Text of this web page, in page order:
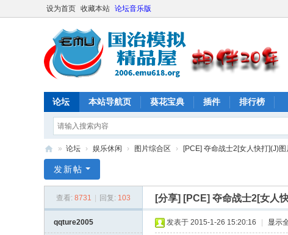
设为首页 收藏本站 论坛音乐版
论坛 本站导航页 葵花宝典 插件 排行榜
M
» 论坛 › 娱乐休闲 › 图片综合区 › [PCE] 夺命战士2[女人快打](J)
发新帖
查看: 8731 回复: 103 [分享] [PCE] 夺命战士2[女人
qqture2005 发表于 2015-1-26 15:20:16 显示